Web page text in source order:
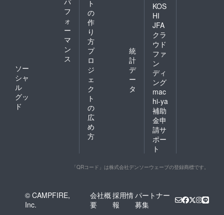
ます、
されま
名前の
文字の
フ
ォ
ー
マ
ン
ス
ソー
シャ
ル
グッ
ド
ト
の
作
り
方
プ
ロ
ジ
ェ
ク
ト
の
広
め
方
統
計
デ
ー
タ
KOS
HI
JFA
クラ
ウド
ファ
ン
ディ
ング
mac
hi-ya
補助
金申
請サ
ポー
ト
「QRコード」は株式会社デンソーウェーブの登録商標です。
© CAMPFIRE,
Inc.
会社概
要
採用情
報
パートナー
募集